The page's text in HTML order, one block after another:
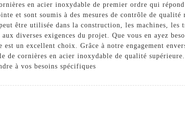
en acier inoxydable de premier ordre qui répond
et sont soumis à des mesures de contrôle de qualité
être utilisée dans la construction, les machines, les
diverses exigences du projet. Que vous en ayez
un excellent choix. Grâce à notre engagement
cornières en acier inoxydable de qualité
à vos besoins spécifiques